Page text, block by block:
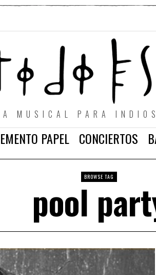
MUSICAL PARA
PAPEL CONCIERTOS
BROWSE TAG
pool